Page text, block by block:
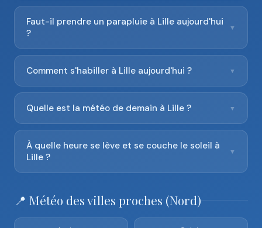
Faut-il prendre un parapluie à Lille aujourd'hui
?
▼
Comment s'habiller à Lille aujourd'hui ? ▼
Quelle est la météo de demain à Lille ? ▼
À quelle heure se lève et se couche le soleil à
Lille ?
▼
📍 Météo des villes proches (Nord)